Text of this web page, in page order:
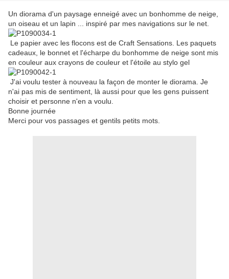
Un diorama d'un paysage enneigé avec un bonhomme de neige,
un oiseau et un lapin ... inspiré par mes navigations sur le net.
Le papier avec les flocons est de Craft Sensations. Les paquets
cadeaux, le bonnet et l'écharpe du bonhomme de neige sont mis
en couleur aux crayons de couleur et l'étoile au stylo gel
J'ai voulu tester à nouveau la façon de monter le diorama. Je
n'ai pas mis de sentiment, là aussi pour que les gens puissent
choisir et personne n'en a voulu.
Bonne journée
Merci pour vos passages et gentils petits mots.